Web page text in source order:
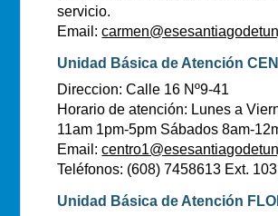
servicio.
Email:
Unidad Básica de Atención
Direccion: Calle 16 Nº9-41
Horario de atención: Lunes a
11am 1pm-5pm Sábados 8am-
Email:
Teléfonos: (608) 7458613 Ext.
Unidad Básica de Atención